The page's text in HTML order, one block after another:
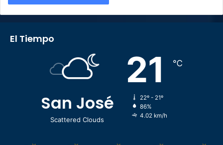
El Tiempo
San José
Scattered Clouds
21 ℃
22º - 21º
86%
4.02 km/h